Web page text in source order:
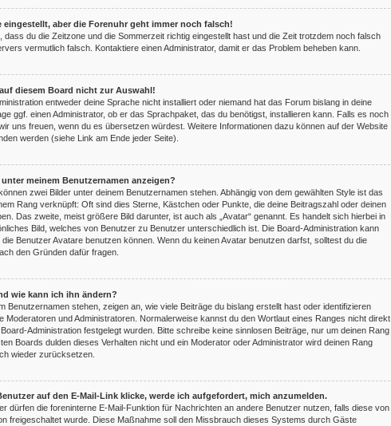
eingestellt, aber die Forenuhr geht immer noch falsch!
dass du die Zeitzone und die Sommerzeit richtig eingestellt hast und die Zeit trotzdem noch falsch
vermutlich falsch. Kontaktiere einen Administrator, damit er das Problem beheben kann.
diesem Board nicht zur Auswahl!
entweder deine Sprache nicht installiert oder niemand hat das Forum bislang in deine
ggf. einen Administrator, ob er das Sprachpaket, das du benötigst, installieren kann. Falls es noch
uns freuen, wenn du es übersetzen würdest. Weitere Informationen dazu können auf der Website
werden (siehe Link am Ende jeder Seite).
meinem Benutzernamen anzeigen?
zwei Bilder unter deinem Benutzernamen stehen. Abhängig von dem gewählten Style ist das
Rang verknüpft: Oft sind dies Sterne, Kästchen oder Punkte, die deine Beitragszahl oder deinen
Das zweite, meist größere Bild darunter, ist auch als „Avatar“ genannt. Es handelt sich hierbei in
Bild, welches von Benutzer zu Benutzer unterschiedlich ist. Die Board-Administration kann
Benutzer Avatare benutzen können. Wenn du keinen Avatar benutzen darfst, solltest du die
den Gründen dafür fragen.
wie kann ich ihn ändern?
Benutzernamen stehen, zeigen an, wie viele Beiträge du bislang erstellt hast oder identifizieren
Moderatoren und Administratoren. Normalerweise kannst du den Wortlaut eines Ranges nicht direkt
Administration festgelegt wurden. Bitte schreibe keine sinnlosen Beiträge, nur um deinen Rang
Boards dulden dieses Verhalten nicht und ein Moderator oder Administrator wird deinen Rang
wieder zurücksetzen.
auf den E-Mail-Link klicke, werde ich aufgefordert, mich anzumelden.
dürfen die foreninterne E-Mail-Funktion für Nachrichten an andere Benutzer nutzen, falls diese von
freigeschaltet wurde. Diese Maßnahme soll den Missbrauch dieses Systems durch Gäste